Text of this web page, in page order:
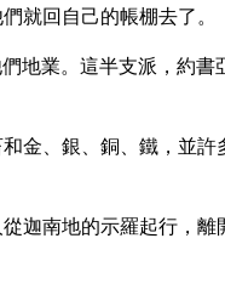
就回自己的帳棚去了。
地業。這半支派，約
金、銀、銅、鐵，並
迦南地的示羅起行，